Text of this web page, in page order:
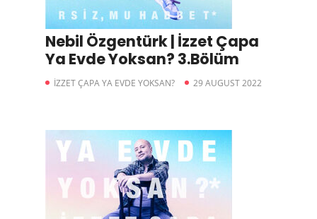
Nebil Özgentürk | İzzet Çapa
Ya Evde Yoksan? 3.Bölüm
İZZET ÇAPA YA EVDE YOKSAN? 29 AUGUST 2022